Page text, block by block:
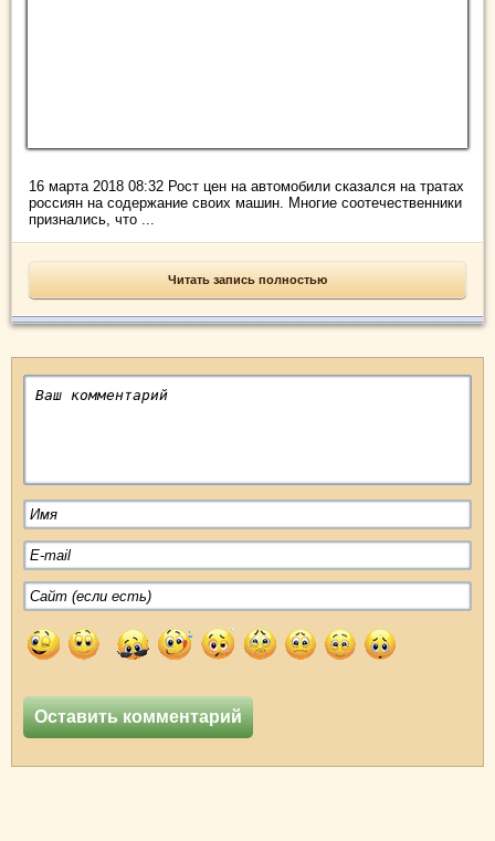
16 марта 2018 08:32 Рост цен на автомобили сказался на тратах
россиян на содержание своих машин. Многие соотечественники
признались, что ...
Читать запись полностью